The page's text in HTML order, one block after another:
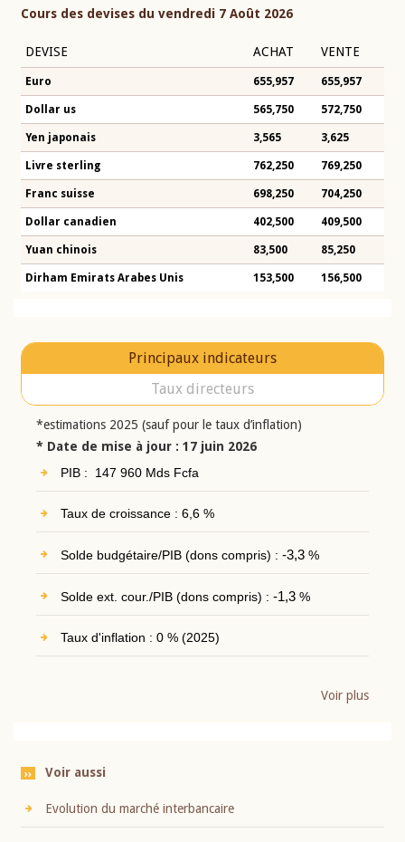
Cours des devises du vendredi 7 Août 2026
DEVISE ACHAT VENTE
Euro 655,957 655,957
Dollar us 565,750 572,750
Yen japonais 3,565 3,625
Livre sterling 762,250 769,250
Franc suisse 698,250 704,250
Dollar canadien 402,500 409,500
Yuan chinois 83,500 85,250
Dirham Emirats Arabes Unis 153,500 156,500
Principaux indicateurs
Taux directeurs
*estimations 2025 (sauf pour le taux d’inflation)
* Date de mise à jour : 17 juin 2026
PIB : 147 960 Mds Fcfa
Taux de croissance : 6,6 %
Solde budgétaire/PIB (dons compris) : -3,3%
Solde ext. cour./PIB (dons compris) : -1,3%
Taux d'inflation : 0 % (2025)
Voir plus
Voir aussi
Evolution du marché interbancaire